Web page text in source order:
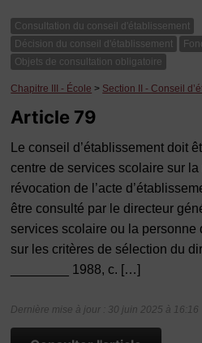
Consultation du conseil d'établissement
Décision du conseil d'établissement
Objets de consultation obligatoire
Chapitre III - École > Section II - Conseil
Article 79
Le conseil d’établissement doit
centre de services scolaire sur
révocation de l’acte
être consulté par le directeur
services scolaire ou la personne
sur les critères de sélection du
________ 1988, c. […]
Dernière mise à jour : 30 juin 2025 à 16:16